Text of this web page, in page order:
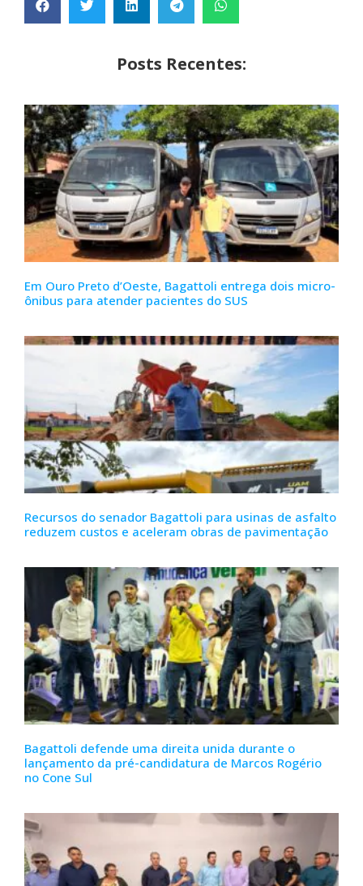
Posts Recentes:
Em Ouro Preto d’Oeste, Bagattoli entrega dois micro-
ônibus para atender pacientes do SUS
Recursos do senador Bagattoli para usinas de asfalto
reduzem custos e aceleram obras de pavimentação
Bagattoli defende uma direita unida durante o
lançamento da pré-candidatura de Marcos Rogério
no Cone Sul